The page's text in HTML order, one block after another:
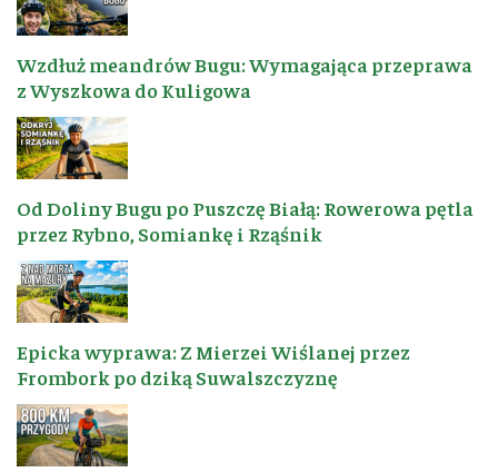
Wzdłuż meandrów Bugu: Wymagająca przeprawa
z Wyszkowa do Kuligowa
Od Doliny Bugu po Puszczę Białą: Rowerowa pętla
przez Rybno, Somiankę i Rząśnik
Epicka wyprawa: Z Mierzei Wiślanej przez
Frombork po dziką Suwalszczyznę